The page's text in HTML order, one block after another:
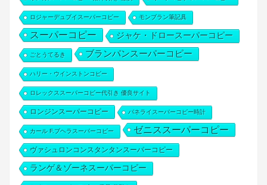
ロジャーデュブイスーパーコピー モンブラン筆記具
スーパーコピー ジャケ・ドロースーパーコピー
ごとうてるき ブランパンスーパーコピー
ハリー・ウインストンコピー
ロレックススーパーコピー代引き 優良サイト
ロンジンスーパーコピー パネライスーパーコピー時計
カール F.ブヘラスーパーコピー ゼニススーパーコピー
ヴァシュロンコンスタンタンスーパーコピー
ランゲ＆ゾーネスーパーコピー